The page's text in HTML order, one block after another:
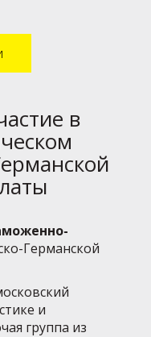
в
Германской
и
группа из